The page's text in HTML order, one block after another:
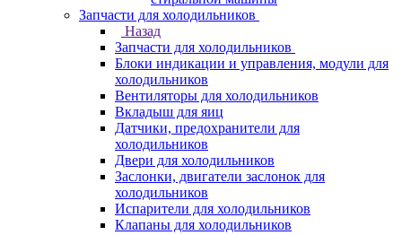
Запчасти для холодильников
Назад
Запчасти для холодильников
Блоки индикации и управления, модули для
холодильников
Вентиляторы для холодильников
Вкладыш для яиц
Датчики, предохранители для
холодильников
Двери для холодильников
Заслонки, двигатели заслонок для
холодильников
Испарители для холодильников
Клапаны для холодильников